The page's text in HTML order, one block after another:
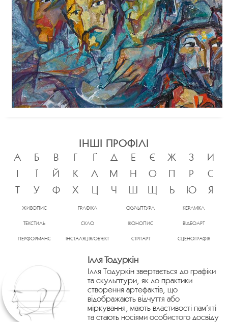
ІНШІ ПРОФІЛІ
А
Б В Г Ґ Д Е Є Ж З
И
І
Ї Й К Л М Н О П Р
С
Т
У Ф Х Ц Ч Ш Щ Ь Ю Я
ЖИВОПИС ГРАФІКА СКУЛЬПТУРА КЕРАМІКА
ТЕКСТИЛЬ СКЛО ІКОНОПИС ВІДЕОАРТ
ПЕРФОРМАНС ІНСТАЛЯЦІЯ/ОБ’ЄКТ СТРІТАРТ СЦЕНОГРАФІЯ
Ілля Тодуркін
Ілля Тодуркін звертається до графіки
та скульптури, як до практики
створення артефактів, що
відображають відчуття або
міркування, мають властивості пам’яті
та стають носіями особистого досвіду